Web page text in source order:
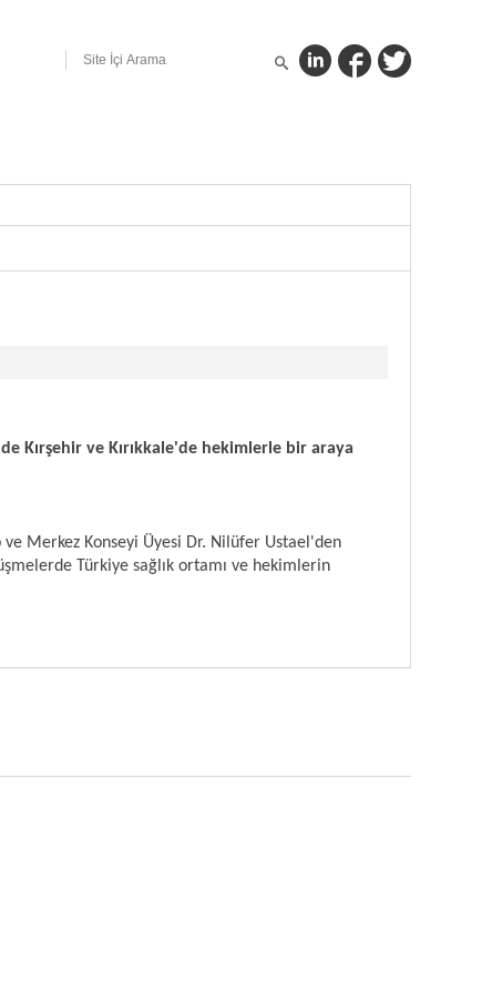
Kırşehir ve Kırıkkale'de hekimlerle bir araya
ve Merkez Konseyi Üyesi Dr. Nilüfer Ustael'den
Türkiye sağlık ortamı ve hekimlerin